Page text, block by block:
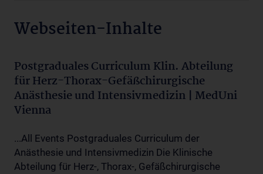
Webseiten-Inhalte
Postgraduales Curriculum Klin. Abteilung
für Herz-Thorax-Gefäßchirurgische
Anästhesie und Intensivmedizin | MedUni
Vienna
...All Events Postgraduales Curriculum der
Anästhesie und Intensivmedizin Die Klinische
Abteilung für Herz-, Thorax-, Gefäßchirurgische